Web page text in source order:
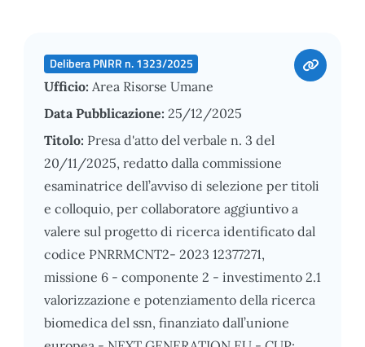
Delibera PNRR n. 1323/2025
Ufficio: Area Risorse Umane
Data Pubblicazione: 25/12/2025
Titolo: Presa d'atto del verbale n. 3 del
20/11/2025, redatto dalla commissione
esaminatrice dell’avviso di selezione per titoli
e colloquio, per collaboratore aggiuntivo a
valere sul progetto di ricerca identificato dal
codice PNRRMCNT2- 2023 12377271,
missione 6 - componente 2 - investimento 2.1
valorizzazione e potenziamento della ricerca
biomedica del ssn, finanziato dall’unione